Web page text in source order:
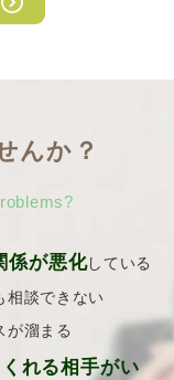
んか？
係が悪化している
相談できない
が溜まる
れる相手がい